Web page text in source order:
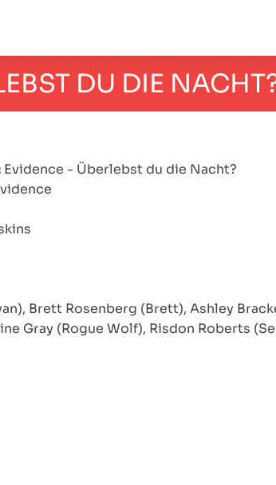
DU DIE
Evidence - Überlebst du die Nacht?
Brett Rosenberg (Brett), Ashley
Gray (Rogue Wolf), Risdon Roberts